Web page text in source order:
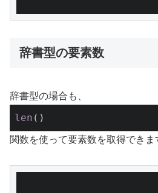
辞書型の要素数
辞書型の場合も、
len ()
関数を使って要素数を取得できま